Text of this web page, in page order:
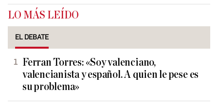
LO MÁS LEÍDO
EL DEBATE
Ferran Torres: «Soy valenciano,
valencianista y español. A quien le pese es
su problema»